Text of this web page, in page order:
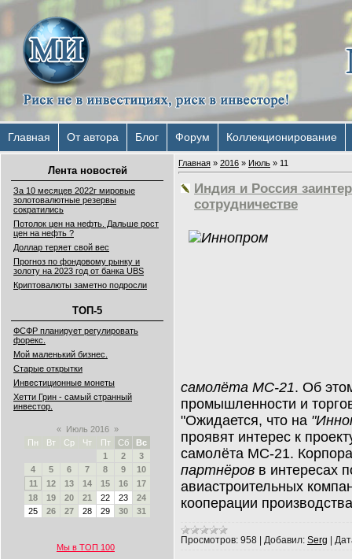
Главная От автора Блог Форум Коллекционирование
Лента новостей
За 10 месяцев 2022г мировые
золотовалютные резервы
сократились
Потолок цен на нефть. Дальше рост
цен на нефть ?
Доллар теряет свой вес
Прогноз по фондовому рынку и
золоту на 2023 год от банка UBS
Криптовалюты заметно подросли
ТОП-5
ФСФР планирует регулировать
форекс.
Мой маленький бизнес.
Старые открытки
Инвестиционные монеты
Хетти Грин - самый странный
инвестор.
« Июль 2016 »
Пн
Вт Ср Чт Пт Сб
Вс
1
2
3
4
5 6 7 8 9
10
11
12 13 14 15 16
17
18
19 20 21 22 23
24
25
26 27 28 29 30 31
Мы в ТОП 100
Главная » 2016 » Июль » 11
Индия и Россия
сотрудничестве
самолёта МС-21. Об
промышленности и
"Ожидается, что на
проявят интерес к
самолёта МС-21.
партнёров в интересах
авиастроительных
кооперации
Просмотров: 958 | Добавил: Serg |